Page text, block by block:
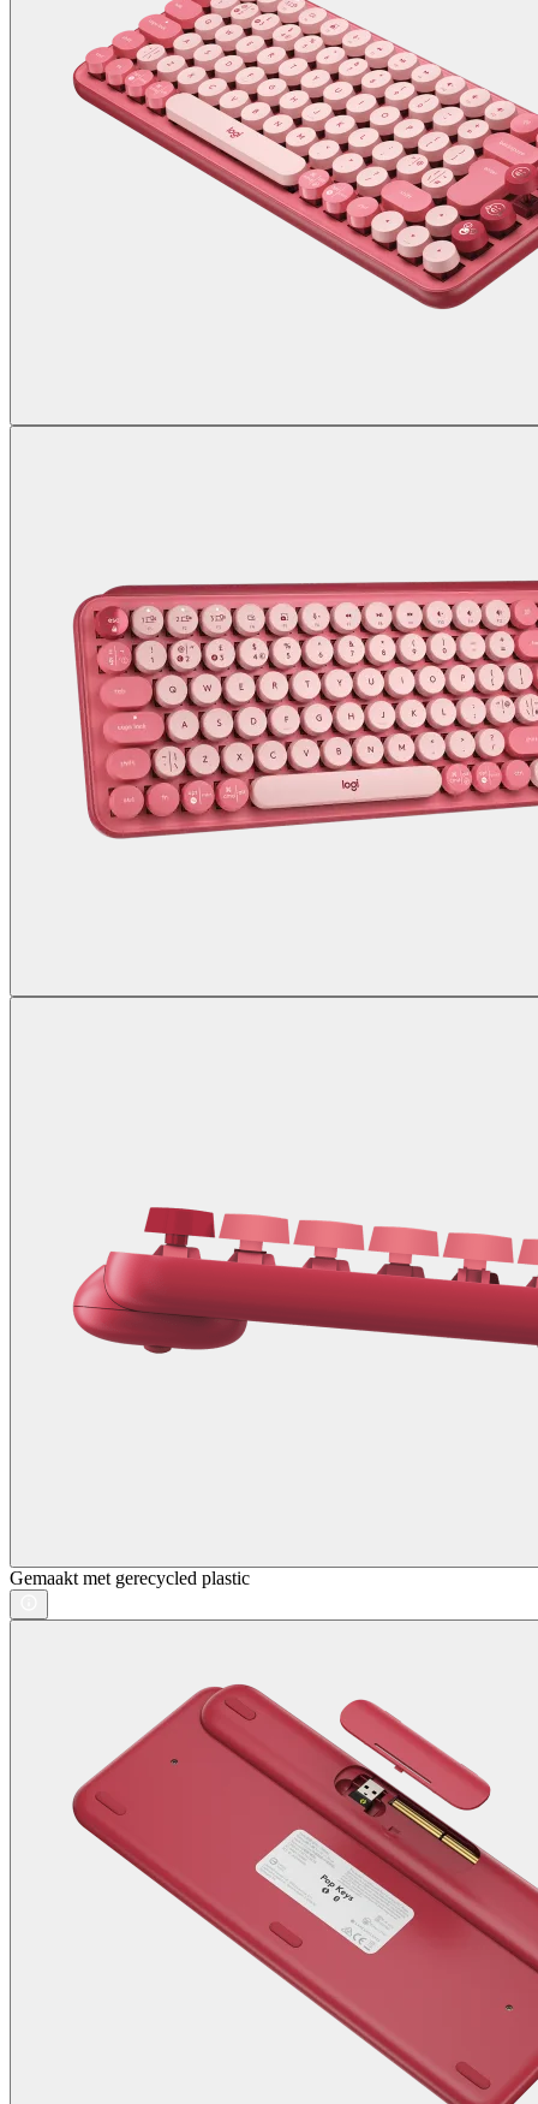
Gemaakt met gerecycled plastic